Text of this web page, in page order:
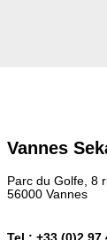
Vannes
Parc du Golfe, 8
56000 Vannes